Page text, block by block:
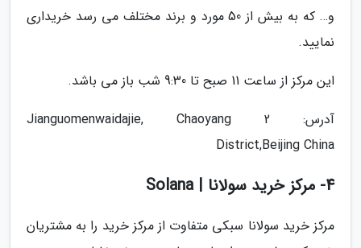
و… که به بیش از 50 مورد و برند مختلف می رسد خریداری
نمایید.
این مرکز از ساعت 11 صبح تا 9:30 شب باز می باشد.
آدرس: 2 Jianguomenwaidajie, Chaoyang
District,Beijing China
4- مرکز خرید سولانا | Solana
مرکز خرید سولانا سبکی متفاوت از مرکز خرید را به مشتریان